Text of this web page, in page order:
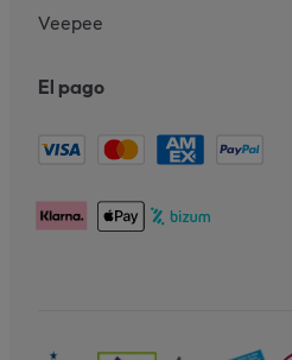
Veepee
El pago